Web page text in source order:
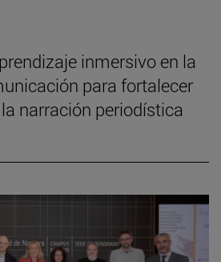
inmersivo en la
para fortalecer
narración periodística